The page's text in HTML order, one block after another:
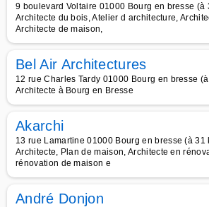
9 boulevard Voltaire 01000 Bourg en bresse (à
Architecte du bois, Atelier d architecture,
Architecte de maison,
Bel Air Architectures
12 rue Charles Tardy 01000 Bourg en bresse
Architecte à Bourg en Bresse
Akarchi
13 rue Lamartine 01000 Bourg en bresse (à 31
Architecte, Plan de maison, Architecte en
rénovation de maison e
André Donjon